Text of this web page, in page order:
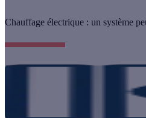
Chauffage électrique : un système